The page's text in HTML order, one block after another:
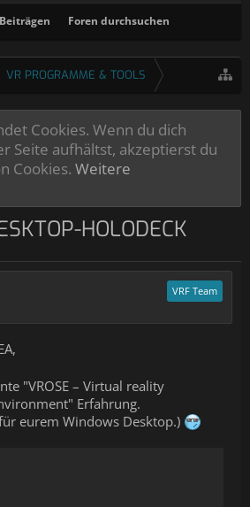
Foren durchsuchen
VR PROGRAMME & TOOLS
Cookies. Wenn du dich
Seite aufhältst, akzeptierst du
Cookies. Weitere
HOLODECK
VRF Team
"VROSE – Virtual reality
Erfahrung.
eurem Windows Desktop.)